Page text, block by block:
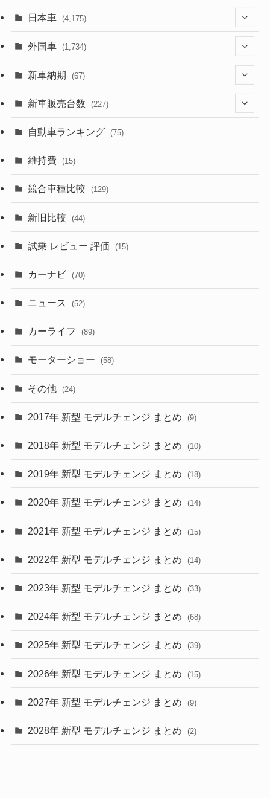
日本車 (4,175)
(1,321)
(330)
(357)
(328)
(253)
外国車 (1,734)
(242)
(85)
(84)
(50)
(43)
(6)
(9)
(30)
(27)
(58)
(28)
(27)
(26)
(10)
(35)
(10)
(9)
(22)
(4)
(9)
(4)
(1)
新車納期 (67)
(28)
(8)
(3)
(3)
新車販売台数 (227)
(21)
(5)
(7)
自動車ランキング (75)
維持費 (15)
競合車種比較 (129)
新旧比較 (44)
試乗 レビュー 評価 (15)
カーナビ (70)
ニュース (52)
カーライフ (89)
モーターショー (58)
その他 (24)
2017年 新型 モデルチェンジ まとめ (9)
2018年 新型 モデルチェンジ まとめ (10)
2019年 新型 モデルチェンジ まとめ (18)
2020年 新型 モデルチェンジ まとめ (14)
2021年 新型 モデルチェンジ まとめ (15)
2022年 新型 モデルチェンジ まとめ (14)
2023年 新型 モデルチェンジ まとめ (33)
2024年 新型 モデルチェンジ まとめ (68)
2025年 新型 モデルチェンジ まとめ (39)
2026年 新型 モデルチェンジ まとめ (15)
2027年 新型 モデルチェンジ まとめ (9)
2028年 新型 モデルチェンジ まとめ (2)